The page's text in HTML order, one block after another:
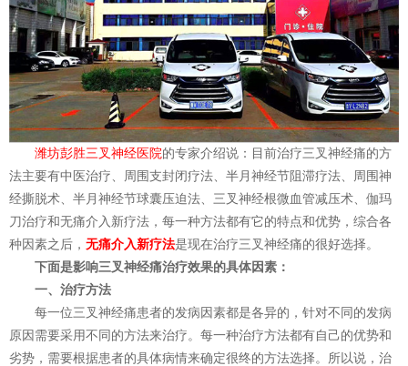
潍坊彭胜三叉神经医院的专家介绍说：目前治疗三叉神经痛的方
法主要有中医治疗、周围支封闭疗法、半月神经节阻滞疗法、周围神
经撕脱术、半月神经节球囊压迫法、三叉神经根微血管减压术、伽玛
刀治疗和无痛介入新疗法，每一种方法都有它的特点和优势，综合各
种因素之后， 无痛介入新疗法是现在治疗三叉神经痛的很好选择。
下面是影响三叉神经痛治疗效果的具体因素：
一、治疗方法
每一位三叉神经痛患者的发病因素都是各异的，针对不同的发病
原因需要采用不同的方法来治疗。每一种治疗方法都有自己的优势和
劣势，需要根据患者的具体病情来确定很终的方法选择。所以说，治